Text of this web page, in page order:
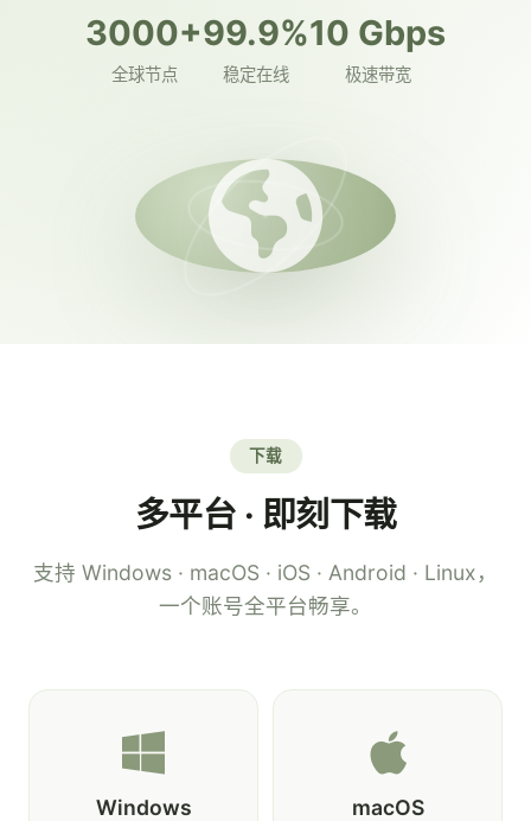
3000+
全球节点
99.9%
稳定在线
10 Gbps
极速带宽
下载
多平台 · 即刻下载
支持 Windows · macOS · iOS · Android · Linux，
一个账号全平台畅享。
Windows macOS